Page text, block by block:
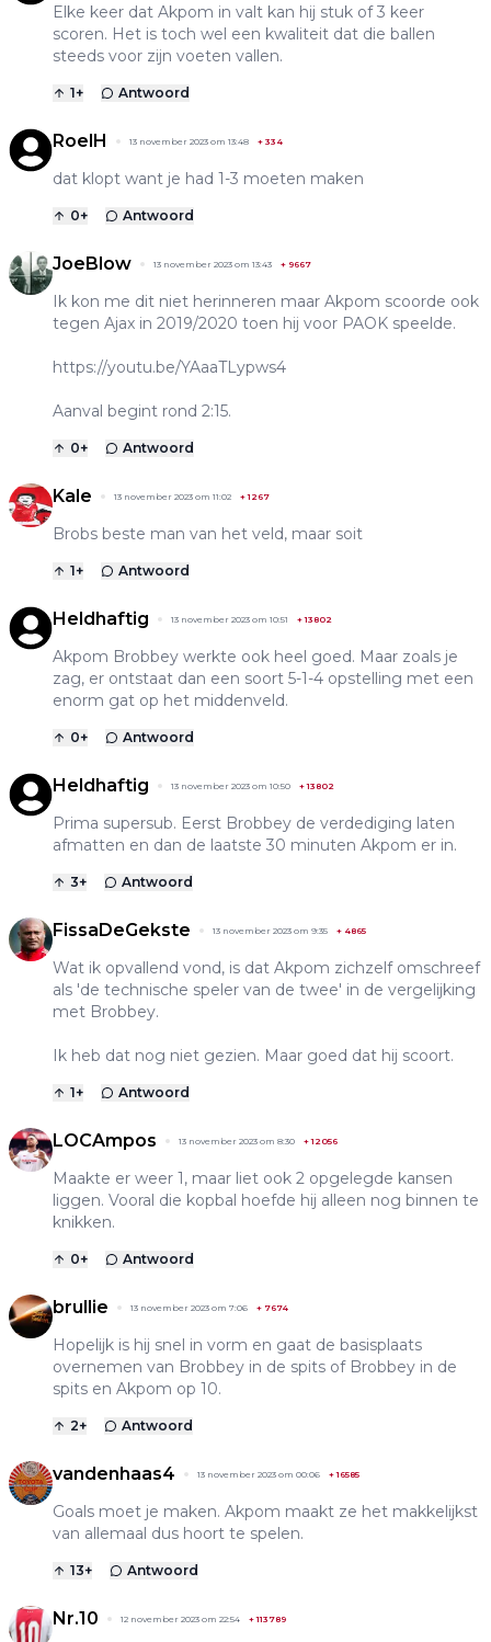
Elke keer dat Akpom in valt kan hij stuk of 3 keer
scoren. Het is toch wel een kwaliteit dat die ballen
steeds voor zijn voeten vallen.
1+ Antwoord
RoelH 13 november 2023 om 13:48 + 334
dat klopt want je had 1-3 moeten maken
0+ Antwoord
JoeBlow 13 november 2023 om 13:43 + 9667
Ik kon me dit niet herinneren maar Akpom scoorde ook
tegen Ajax in 2019/2020 toen hij voor PAOK speelde.
https://youtu.be/YAaaTLypws4
Aanval begint rond 2:15.
0+ Antwoord
Kale 13 november 2023 om 11:02 +1267
Brobs beste man van het veld, maar soit
1+ Antwoord
Heldhaftig 13 november 2023 om 10:51 +13802
Akpom Brobbey werkte ook heel goed. Maar zoals je
zag, er ontstaat dan een soort 5-1-4 opstelling met een
enorm gat op het middenveld.
0+ Antwoord
Heldhaftig 13 november 2023 om 10:50 +13802
Prima supersub. Eerst Brobbey de verdediging laten
afmatten en dan de laatste 30 minuten Akpom er in.
3+ Antwoord
FissaDeGekste 13 november 2023 om 9:35 + 4865
Wat ik opvallend vond, is dat Akpom zichzelf omschreef
als 'de technische speler van de twee' in de vergelijking
met Brobbey.
Ik heb dat nog niet gezien. Maar goed dat hij scoort.
1+ Antwoord
LOCAmpos 13 november 2023 om 8:30 +12056
Maakte er weer 1, maar liet ook 2 opgelegde kansen
liggen. Vooral die kopbal hoefde hij alleen nog binnen te
knikken.
0+ Antwoord
brullie 13 november 2023 om 7:06 + 7674
Hopelijk is hij snel in vorm en gaat de basisplaats
overnemen van Brobbey in de spits of Brobbey in de
spits en Akpom op 10.
2+ Antwoord
vandenhaas4 13 november 2023 om 00:06 +16585
Goals moet je maken. Akpom maakt ze het makkelijkst
van allemaal dus hoort te spelen.
13+ Antwoord
Nr.10 12 november 2023 om 22:54 +113789